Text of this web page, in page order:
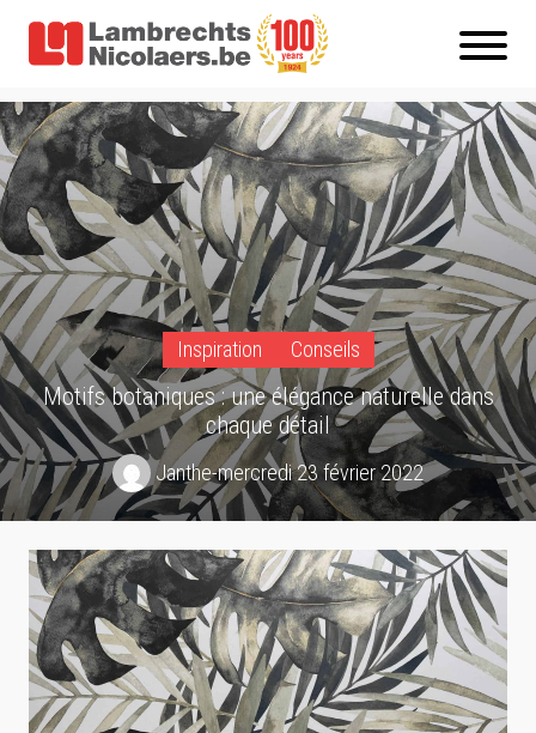
Inspiration Conseils
Motifs botaniques : une élégance naturelle dans
chaque détail
Janthe-mercredi 23 février 2022